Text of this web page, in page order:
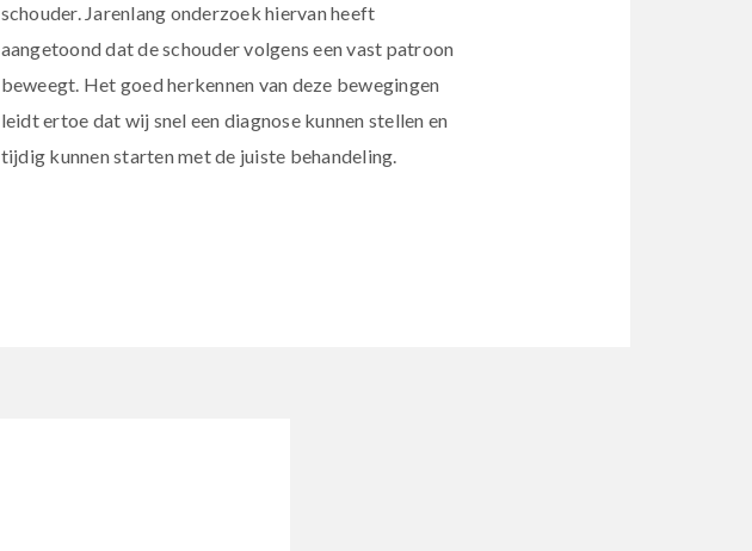
schouder. Jarenlang onderzoek hiervan heeft
aangetoond dat de schouder volgens een vast patroon
beweegt. Het goed herkennen van deze bewegingen
leidt ertoe dat wij snel een diagnose kunnen stellen en
tijdig kunnen starten met de juiste behandeling.